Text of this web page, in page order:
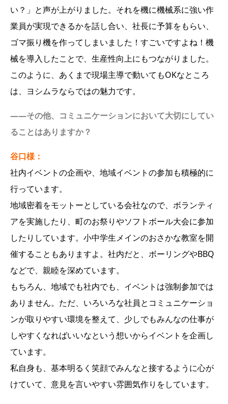
い？」と声が上がりました。それを機に機械系に強い作
業員が実現できるかを話し合い、社長に予算をもらい、
ゴマ振り機を作ってしまいました！すごいですよね！機
械を導入したことで、生産性向上にもつながりました。
このように、あくまで現場主導で動いてもOKなところ
は、ヨシムラならではの魅力です。
――その他、コミュニケーションにおいて大切にしてい
ることはありますか？
谷口様：
社内イベントの企画や、地域イベントの参加も積極的に
行っています。
地域密着をモットーとしている会社なので、ボランティ
アを実施したり、町のお祭りやソフトボール大会に参加
したりしています。小中学生メインのおさかな教室を開
催することもありますよ。社内だと、ボーリングやBBQ
などで、親睦を深めています。
もちろん、地域でも社内でも、イベントは強制参加では
ありません。ただ、いろいろな社員とコミュニケーショ
ンが取りやすい環境を整えて、少しでもみんなの仕事が
しやすくなればいいなという想いからイベントを企画し
ています。
私自身も、基本明るく笑顔でみんなと接するように心が
けていて、意見を言いやすい雰囲気作りをしています。